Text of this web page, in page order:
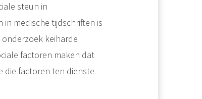
steun in
medische tijdschriften is
keiharde
factoren maken dat
die factoren ten dienste